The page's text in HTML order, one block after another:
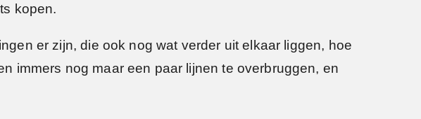
kopen.
er zijn, die ook nog wat verder uit elkaar liggen, hoe
immers nog maar een paar lijnen te overbruggen, en